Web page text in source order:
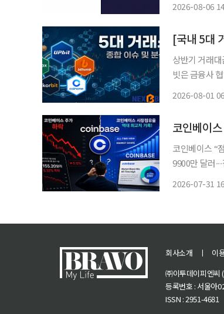
2026-08-06
상반기 거래
빗은 금융사
2026-08-01
코인베이
코인베이스 “
9900만 달러
2026-07-31
회사소개 ㅣ 이
㈜이투데이피엔씨
등록번호 : 서울아
ISSN : 2951-4681